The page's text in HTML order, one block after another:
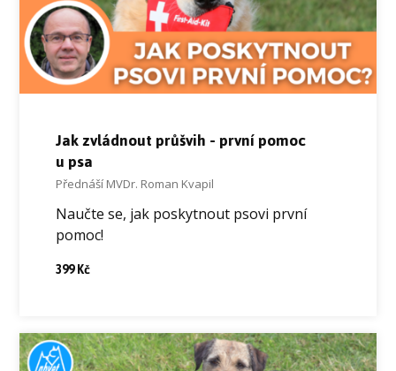
Jak zvládnout průšvih - první pomoc
u psa
Přednáší MVDr. Roman Kvapil
Naučte se, jak poskytnout psovi první
pomoc!
399 Kč